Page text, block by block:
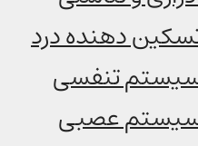
دهنده درد
تنفسی
عصبی